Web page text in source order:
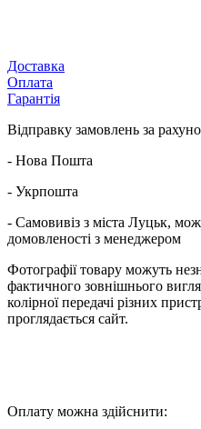
Доставка
Оплата
Гарантія
Відправку замовлень за
- Нова Пошта
- Укрпошта
- Самовивіз з міста Луцьк,
домовленості з менеджером
Фотографії товару можуть
фактичного зовнішнього
колірної передачі різних
проглядається сайт.
Оплату можна здійснити: